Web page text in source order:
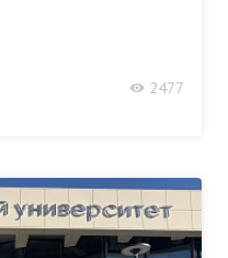
2477